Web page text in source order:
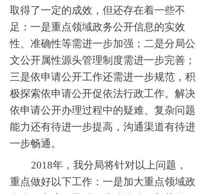
取得了一定的成效，但还存在着一些不
足：一是重点领域政务公开信息的实效
性、准确性等需进一步加强；二是分局公
文公开属性源头管理制度需进一步完善；
三是依申请公开工作还需进一步规范，积
极探索依申请公开促依法行政工作。解决
依申请公开办理过程中的疑难、复杂问题
能力还有待进一步提高，沟通渠道有待进
一步畅通。
2018年，我分局将针对以上问题，
重点做好以下工作：一是加大重点领域政